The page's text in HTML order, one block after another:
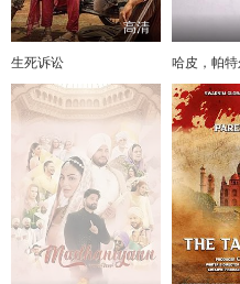
高清
生死诉讼 哈皮，帕